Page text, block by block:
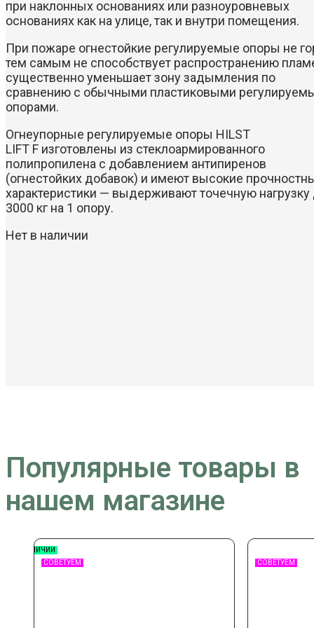
при наклонных основаниях или разноуровневых
основаниях как на улице, так и внутри помещения.
При пожаре огнестойкие регулируемые опоры не
тем самым не способствует распространению
существенно уменьшает зону задымления по
сравнению с обычными пластиковыми
опорами.
Огнеупорные регулируемые опоры HILST
LIFT F изготовлены из стеклоармированного
полипропилена с добавлением антипиренов
(огнестойких добавок) и имеют высокие
характеристики — выдерживают точечную нагрузку
3000 кг на 1 опору.
Нет в наличии
Популярные товары в
нашем магазине
СОВЕТУЕМ
В НАЛИЧИИ
СОВЕТУЕМ